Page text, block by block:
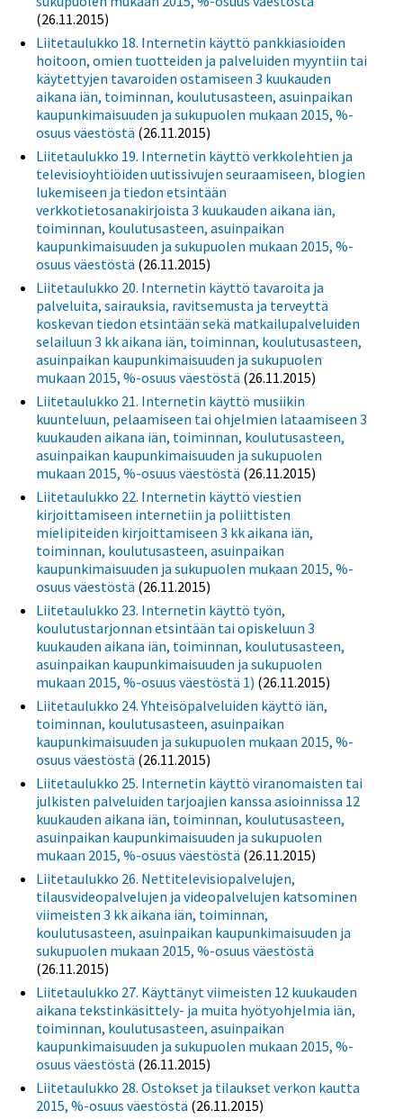
(26.11.2015)
Liitetaulukko 18. Internetin käyttö pankkiasioiden
hoitoon, omien tuotteiden ja palveluiden myyntiin tai
käytettyjen tavaroiden ostamiseen 3 kuukauden
aikana iän, toiminnan, koulutusasteen, asuinpaikan
kaupunkimaisuuden ja sukupuolen mukaan 2015, %-
osuus väestöstä (26.11.2015)
Liitetaulukko 19. Internetin käyttö verkkolehtien ja
televisioyhtiöiden uutissivujen seuraamiseen, blogien
lukemiseen ja tiedon etsintään
verkkotietosanakirjoista 3 kuukauden aikana iän,
toiminnan, koulutusasteen, asuinpaikan
kaupunkimaisuuden ja sukupuolen mukaan 2015, %-
osuus väestöstä (26.11.2015)
Liitetaulukko 20. Internetin käyttö tavaroita ja
palveluita, sairauksia, ravitsemusta ja terveyttä
koskevan tiedon etsintään sekä matkailupalveluiden
selailuun 3 kk aikana iän, toiminnan, koulutusasteen,
asuinpaikan kaupunkimaisuuden ja sukupuolen
mukaan 2015, %-osuus väestöstä (26.11.2015)
Liitetaulukko 21. Internetin käyttö musiikin
kuunteluun, pelaamiseen tai ohjelmien lataamiseen 3
kuukauden aikana iän, toiminnan, koulutusasteen,
asuinpaikan kaupunkimaisuuden ja sukupuolen
mukaan 2015, %-osuus väestöstä (26.11.2015)
Liitetaulukko 22. Internetin käyttö viestien
kirjoittamiseen internetiin ja poliittisten
mielipiteiden kirjoittamiseen 3 kk aikana iän,
toiminnan, koulutusasteen, asuinpaikan
kaupunkimaisuuden ja sukupuolen mukaan 2015, %-
osuus väestöstä (26.11.2015)
Liitetaulukko 23. Internetin käyttö työn,
koulutustarjonnan etsintään tai opiskeluun 3
kuukauden aikana iän, toiminnan, koulutusasteen,
asuinpaikan kaupunkimaisuuden ja sukupuolen
mukaan 2015, %-osuus väestöstä 1) (26.11.2015)
Liitetaulukko 24. Yhteisöpalveluiden käyttö iän,
toiminnan, koulutusasteen, asuinpaikan
kaupunkimaisuuden ja sukupuolen mukaan 2015, %-
osuus väestöstä (26.11.2015)
Liitetaulukko 25. Internetin käyttö viranomaisten tai
julkisten palveluiden tarjoajien kanssa asioinnissa 12
kuukauden aikana iän, toiminnan, koulutusasteen,
asuinpaikan kaupunkimaisuuden ja sukupuolen
mukaan 2015, %-osuus väestöstä (26.11.2015)
Liitetaulukko 26. Nettitelevisiopalvelujen,
tilausvideopalvelujen ja videopalvelujen katsominen
viimeisten 3 kk aikana iän, toiminnan,
koulutusasteen, asuinpaikan kaupunkimaisuuden ja
sukupuolen mukaan 2015, %-osuus väestöstä
(26.11.2015)
Liitetaulukko 27. Käyttänyt viimeisten 12 kuukauden
aikana tekstinkäsittely- ja muita hyötyohjelmia iän,
toiminnan, koulutusasteen, asuinpaikan
kaupunkimaisuuden ja sukupuolen mukaan 2015, %-
osuus väestöstä (26.11.2015)
Liitetaulukko 28. Ostokset ja tilaukset verkon kautta
2015, %-osuus väestöstä (26.11.2015)